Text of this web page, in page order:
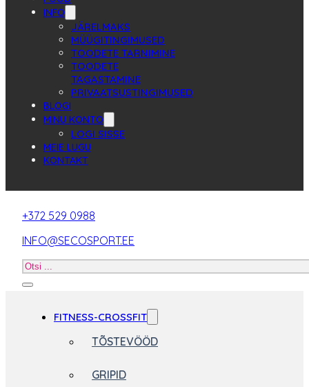
INFO
JÄRELMAKS
MÜÜGITINGIMUSED
TOODETE TARNIMINE
TOODETE
TAGASTAMINE
PRIVAATSUSTINGIMUSED
BLOGI
MINU KONTO
LOGI SISSE
MEIE LUGU
KONTAKT
+372 529 0988
INFO@SECOSPORT.EE
Otsi
FITNESS-CROSSFIT
TÕSTEVÖÖD
GRIPID